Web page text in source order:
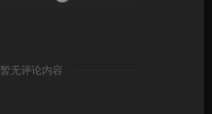
暂无评论内容